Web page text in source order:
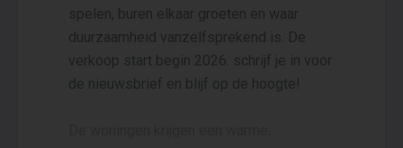
spelen, buren elkaar groeten en waar
duurzaamheid vanzelfsprekend is. De
verkoop start begin 2026: schrijf je in voor
de nieuwsbrief en blijf op de hoogte!